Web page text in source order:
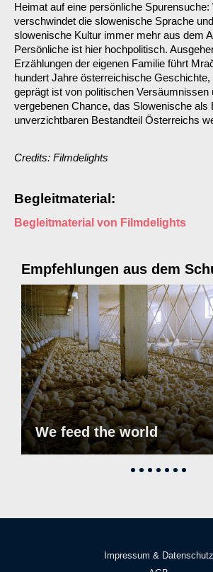
Heimat auf eine persönliche Spurensuche:
verschwindet die slowenische Sprache
slowenische Kultur immer mehr aus dem
Persönliche ist hier hochpolitisch.
Erzählungen der eigenen Familie führt
hundert Jahre österreichische Geschichte,
geprägt ist von politischen Versäumnissen
vergebenen Chance, das Slowenische als
unverzichtbaren Bestandteil Österreichs
Credits: Filmdelights
Begleitmaterial:
Begleitmaterial von Filmdelights
Empfehlungen aus dem
We feed the world
Impressum & Datenschutz